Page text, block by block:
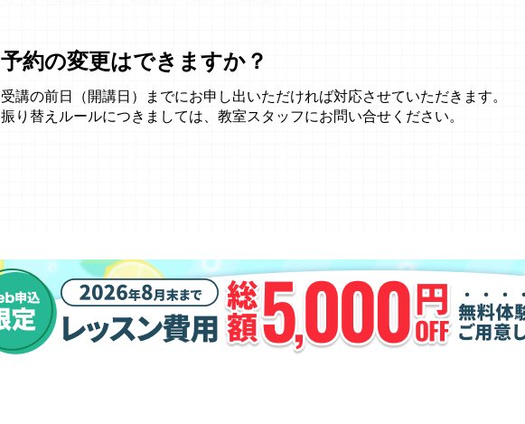
予約の変更はできますか？
受講の前日（開講日）までにお申し出いただければ対応させていただきます。
振り替えルールにつきましては、教室スタッフにお問い合せください。